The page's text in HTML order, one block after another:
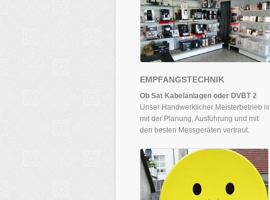
EMPFANGSTECHNIK
Ob Sat Kabelanlagen oder DVBT 2
Unser Handwerklicher Meisterbetrieb
mit der Planung, Ausführung und mit
den besten Messgeräten vertraut.